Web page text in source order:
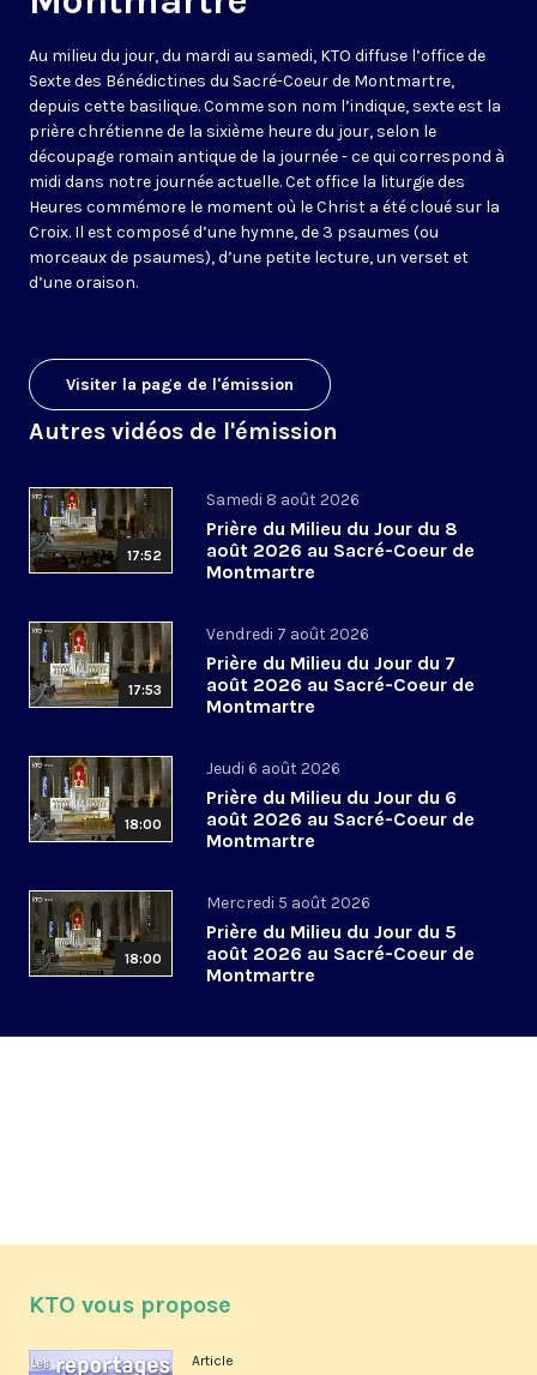
Au milieu du jour, du mardi au samedi, KTO diffuse l’office de
Sexte des Bénédictines du Sacré-Coeur de Montmartre,
depuis cette basilique. Comme son nom l’indique, sexte est la
prière chrétienne de la sixième heure du jour, selon le
découpage romain antique de la journée - ce qui correspond à
midi dans notre journée actuelle. Cet office la liturgie des
Heures commémore le moment où le Christ a été cloué sur la
Croix. Il est composé d’une hymne, de 3 psaumes (ou
morceaux de psaumes), d’une petite lecture, un verset et
d’une oraison.
Visiter la page de l'émission
Autres vidéos de l'émission
17:52
Samedi 8 août 2026
Prière du Milieu du Jour du 8
août 2026 au Sacré-Coeur de
Montmartre
17:53
Vendredi 7 août 2026
Prière du Milieu du Jour du 7
août 2026 au Sacré-Coeur de
Montmartre
18:00
Jeudi 6 août 2026
Prière du Milieu du Jour du 6
août 2026 au Sacré-Coeur de
Montmartre
18:00
Mercredi 5 août 2026
Prière du Milieu du Jour du 5
août 2026 au Sacré-Coeur de
Montmartre
KTO vous propose
Article